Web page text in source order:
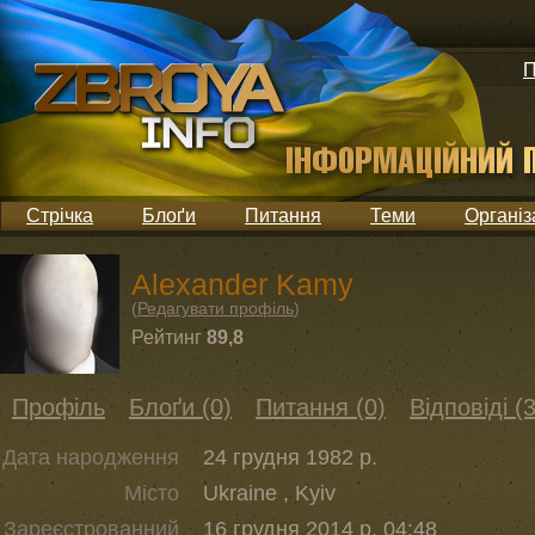
Стрічка Блоґи Питання Теми
Alexander Kamy
(Редагувати профіль)
Рейтинг 89,8
Профіль Блоґи (0) Питання (0) Відповіді
Дата народження
24 грудня 1982 р.
Місто
Ukraine , Kyiv
Зареєстрованний
16 грудня 2014 р. 04:48